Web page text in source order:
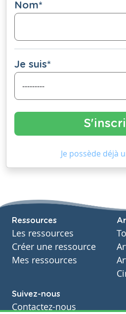
Nom*
Je suis*
Je possède déjà
Ressources
Les ressources
Créer une ressource
Mes ressources
Suivez-nous
Contactez-nous